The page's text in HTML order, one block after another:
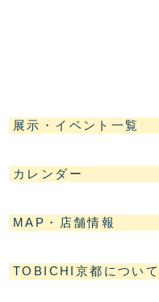
展示・イベント一覧
カレンダー
MAP・店舗情報
TOBICHI京都について